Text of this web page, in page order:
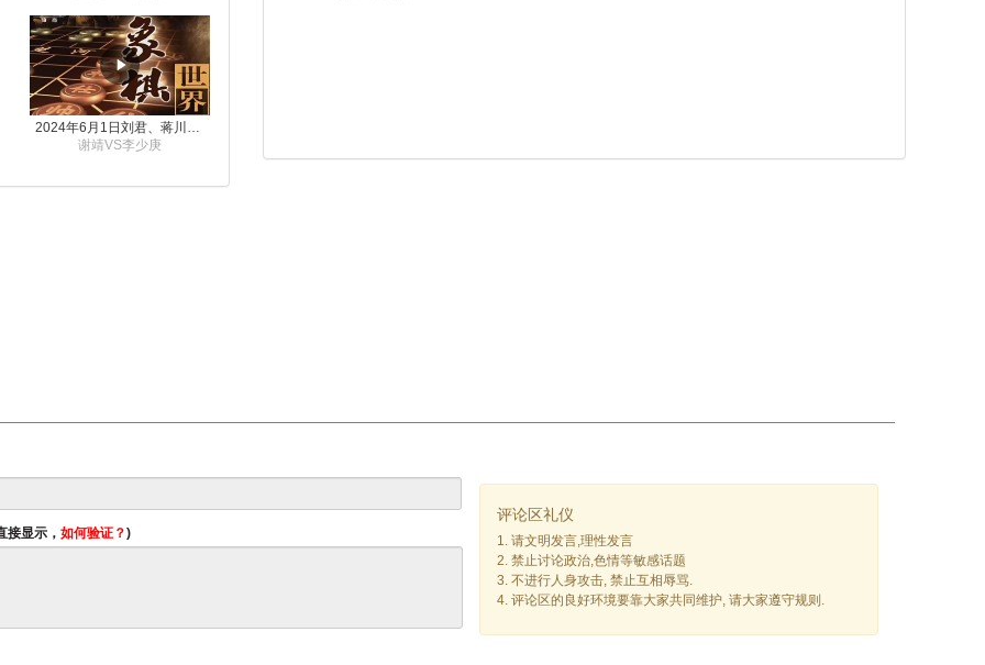
2024年6月1日刘君、蒋川讲解第三届上海杯象棋大师赛谢靖与李少庚的对局
谢靖VS李少庚
接显示， 如何验证？)
评论区礼仪
1. 请文明发言,理性发言
2. 禁止讨论政治,色情等敏感话题
3. 不进行人身攻击, 禁止互相辱骂.
4. 评论区的良好环境要靠大家共同维护, 请大家遵守规则.